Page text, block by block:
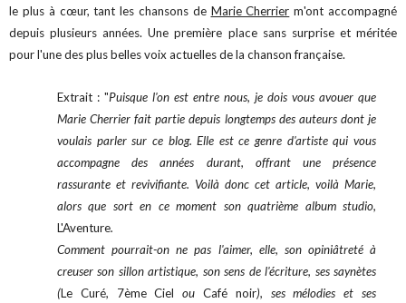
le plus à cœur, tant les chansons de Marie Cherrier m'ont accompagné
depuis plusieurs années. Une première place sans surprise et méritée
pour l'une des plus belles voix actuelles de la chanson française.
Extrait : "Puisque l'on est entre nous, je dois vous avouer que
Marie Cherrier fait partie depuis longtemps des auteurs dont je
voulais parler sur ce blog. Elle est ce genre d'artiste qui vous
accompagne des années durant, offrant une présence
rassurante et revivifiante. Voilà donc cet article, voilà Marie,
alors que sort en ce moment son quatrième album studio,
L'Aventure.
Comment pourrait-on ne pas l'aimer, elle, son opiniâtreté à
creuser son sillon artistique, son sens de l'écriture, ses saynètes
(Le Curé, 7ème Ciel ouCafé noir), ses mélodies et ses